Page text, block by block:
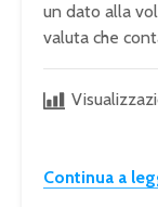
un dato alla
valuta che
Continua a